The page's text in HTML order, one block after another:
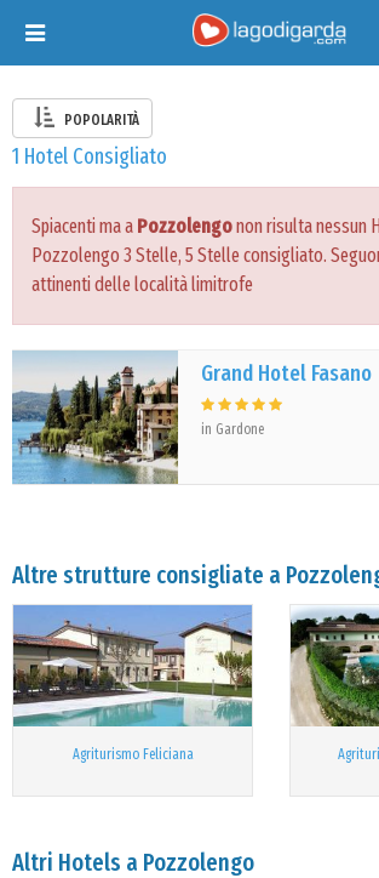
Toggle
navigation
POPOLARITÀ
1 Hotel Consigliato
Spiacenti ma a Pozzolengonon risulta nessun
Pozzolengo 3 Stelle, 5 Stelle consigliato.
attinenti delle località limitrofe
Grand Hotel Fasano
in Gardone
Altre strutture consigliate a
Agriturismo Feliciana
Altri Hotels a Pozzolengo